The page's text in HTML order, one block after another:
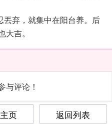
弃，就集中在阳台养。后
吉。
与评论！
页 返回列表